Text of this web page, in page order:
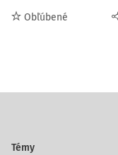
Obľúbené
Témy